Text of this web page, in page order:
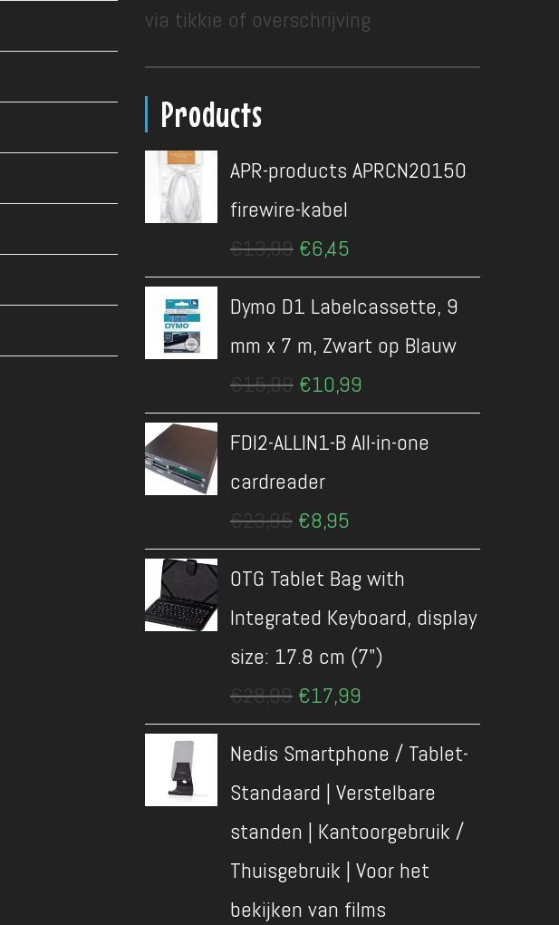
via tikkie of overschrijving
Products
APR-products APRCN20150
firewire-kabel
€13,99 Oorspronkelijke
prijs
€13,99.
€6,45
€6,45.
Dymo D1 Labelcassette, 9
mm x 7 m, Zwart op Blauw
€15,99 Oorspronkelijke
prijs
€15,99.
€10,99
€10,99.
FDI2-ALLIN1-B All-in-one
cardreader
€23,95 Oorspronkelijke
prijs
€23,95.
€8,95
€8,95.
OTG Tablet Bag with
Integrated Keyboard, display
size: 17.8 cm (7")
€28,99 Oorspronkelijke
prijs
€28,99.
€17,99
€17,99.
Nedis Smartphone / Tablet-
Standaard | Verstelbare
standen | Kantoorgebruik /
Thuisgebruik | Voor het
bekijken van films